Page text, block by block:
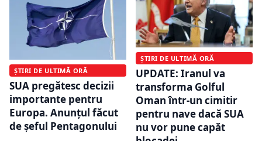
ȘTIRI DE ULTIMĂ ORĂ
SUA pregătesc decizii
importante pentru
Europa. Anunțul făcut
de șeful Pentagonului
ȘTIRI DE ULTIMĂ ORĂ
UPDATE: Iranul va
transforma Golful
Oman într-un cimitir
pentru nave dacă SUA
nu vor pune capăt